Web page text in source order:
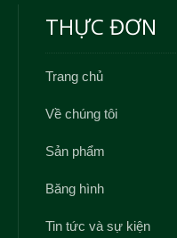
THỰC ĐƠN
Trang chủ
Về chúng tôi
Sản phẩm
Băng hình
Tin tức và sự kiện